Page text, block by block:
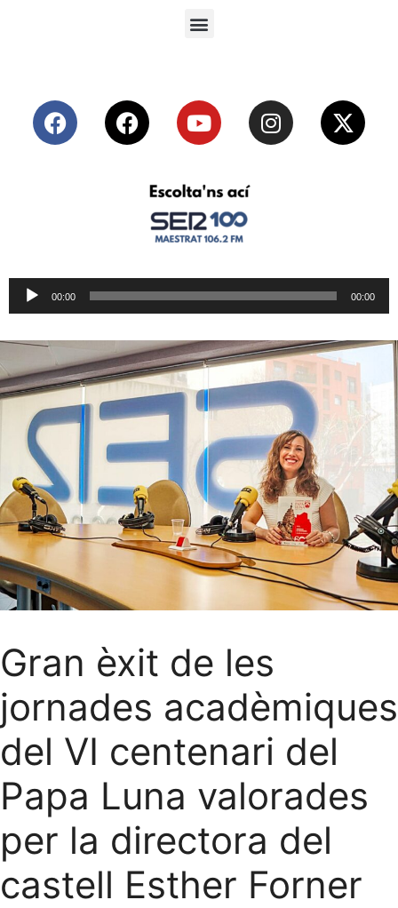
Reproductor
de
00:00 00:00
Gran èxit de les
jornades acadèmiques
del VI centenari del
Papa Luna valorades
per la directora del
castell Esther Forner